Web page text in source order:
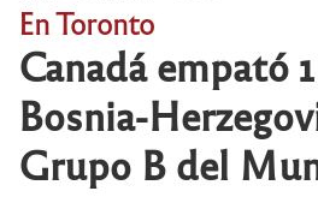
En Toronto
Canadá empató
Bosnia-
Grupo B del